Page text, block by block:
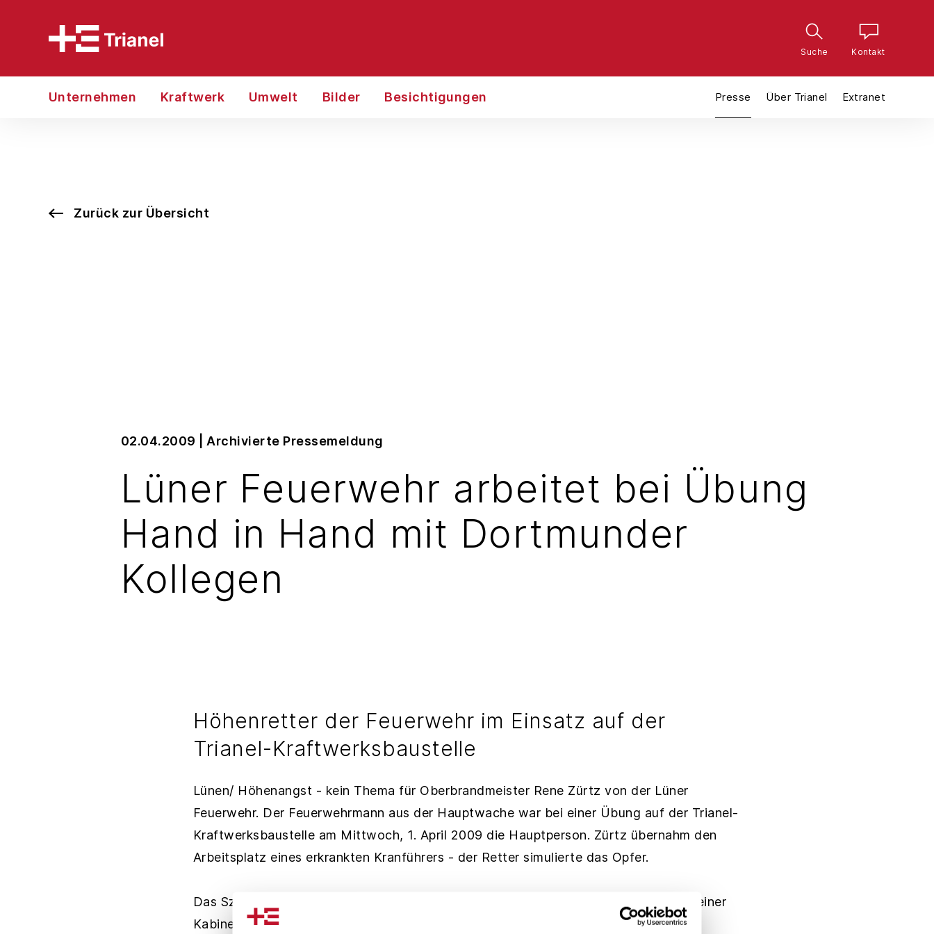
Suche Kontakt
Unternehmen Kraftwerk Umwelt Bilder Besichtigungen Presse Über Trianel Extranet
Zurück zur Übersicht
02.04.2009 Archivierte Pressemeldung
Lüner Feuerwehr arbeitet bei Übung
Hand in Hand mit Dortmunder
Kollegen
Höhenretter der Feuerwehr im Einsatz auf der
Trianel-Kraftwerksbaustelle
Lünen/ Höhenangst - kein Thema für Oberbrandmeister Rene Zürtz von der Lüner
Feuerwehr. Der Feuerwehrmann aus der Hauptwache war bei einer Übung auf der Trianel-
Kraftwerksbaustelle am Mittwoch, 1. April 2009 die Hauptperson. Zürtz übernahm den
Arbeitsplatz eines erkrankten Kranführers - der Retter simulierte das Opfer.
Das Szenario: Ein Kranführer erleidet auf dem Trianel-Gelände am Stummhafen in seiner
Kabine einen Kreislaufkollaps. Der Kontakt zur Bauleitung reißt ab, die Ingenieure